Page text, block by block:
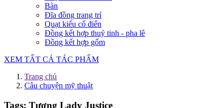
Bàn
Đĩa đồng trang trí
Quạt kiểu cổ điển
Đồng kết hợp thuỷ tinh - pha lê
Đồng kết hợp gốm
XEM TẤT CẢ TÁC PHẨM
Trang chủ
Câu chuyện mỹ thuật
Tags: Tượng Lady Justice